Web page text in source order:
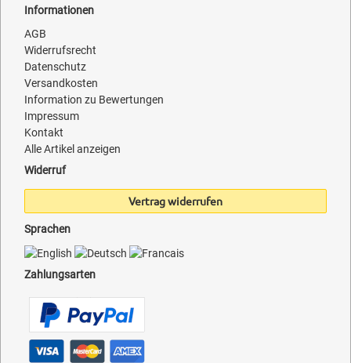
Informationen
AGB
Widerrufsrecht
Datenschutz
Versandkosten
Information zu Bewertungen
Impressum
Kontakt
Alle Artikel anzeigen
Widerruf
Vertrag widerrufen
Sprachen
Zahlungsarten